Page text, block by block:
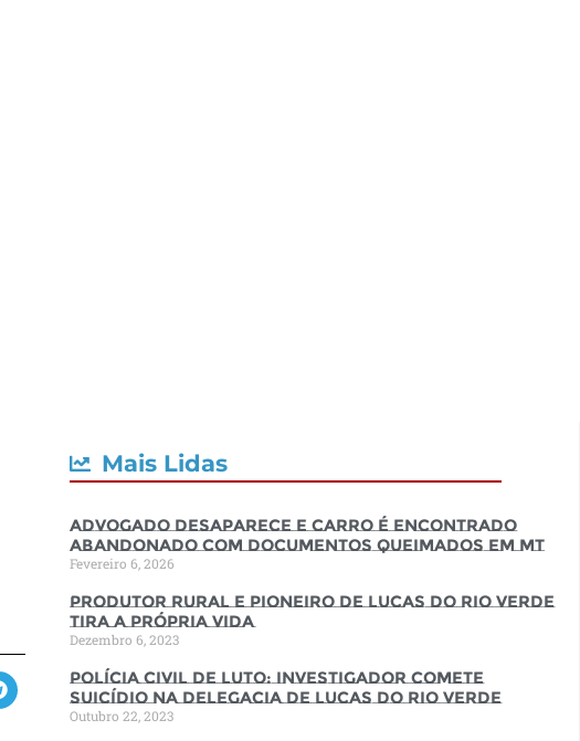
Mais Lidas
Advogado desaparece e carro é encontrado
abandonado com documentos queimados em MT
Fevereiro 6, 2026
Produtor rural e pioneiro de Lucas do Rio Verde
tira a própria vida
Dezembro 6, 2023
Polícia Civil de luto: Investigador comete
suicídio na Delegacia de Lucas do Rio Verde
Outubro 22, 2023